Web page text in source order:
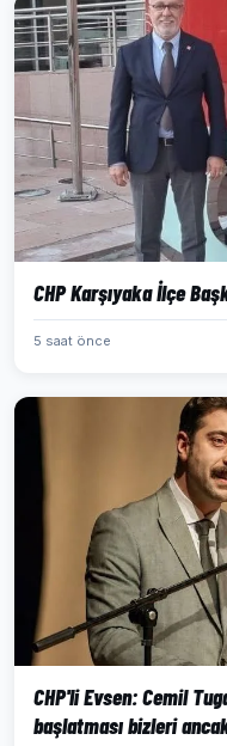
CHP Karşıyaka İlçe
5 saat önce
CHP'li Evsen: Cemil
başlatması bizleri